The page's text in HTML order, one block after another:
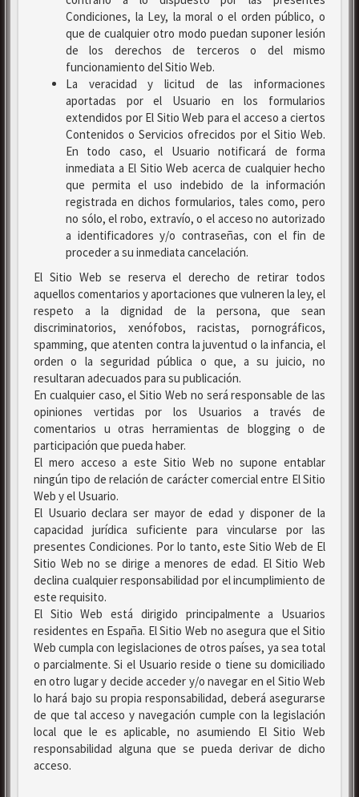
Condiciones, la Ley, la moral o el orden público, o
que de cualquier otro modo puedan suponer lesión
de los derechos de terceros o del mismo
funcionamiento del Sitio Web.
La veracidad y licitud de las informaciones
aportadas por el Usuario en los formularios
extendidos por El Sitio Web para el acceso a ciertos
Contenidos o Servicios ofrecidos por el Sitio Web.
En todo caso, el Usuario notificará de forma
inmediata a El Sitio Web acerca de cualquier hecho
que permita el uso indebido de la información
registrada en dichos formularios, tales como, pero
no sólo, el robo, extravío, o el acceso no autorizado
a identificadores y/o contraseñas, con el fin de
proceder a su inmediata cancelación.
El Sitio Web se reserva el derecho de retirar todos
aquellos comentarios y aportaciones que vulneren la ley, el
respeto a la dignidad de la persona, que sean
discriminatorios, xenófobos, racistas, pornográficos,
spamming, que atenten contra la juventud o la infancia, el
orden o la seguridad pública o que, a su juicio, no
resultaran adecuados para su publicación.
En cualquier caso, el Sitio Web no será responsable de las
opiniones vertidas por los Usuarios a través de
comentarios u otras herramientas de blogging o de
participación que pueda haber.
El mero acceso a este Sitio Web no supone entablar
ningún tipo de relación de carácter comercial entre El Sitio
Web y el Usuario.
El Usuario declara ser mayor de edad y disponer de la
capacidad jurídica suficiente para vincularse por las
presentes Condiciones. Por lo tanto, este Sitio Web de El
Sitio Web no se dirige a menores de edad. El Sitio Web
declina cualquier responsabilidad por el incumplimiento de
este requisito.
El Sitio Web está dirigido principalmente a Usuarios
residentes en España. El Sitio Web no asegura que el Sitio
Web cumpla con legislaciones de otros países, ya sea total
o parcialmente. Si el Usuario reside o tiene su domiciliado
en otro lugar y decide acceder y/o navegar en el Sitio Web
lo hará bajo su propia responsabilidad, deberá asegurarse
de que tal acceso y navegación cumple con la legislación
local que le es aplicable, no asumiendo El Sitio Web
responsabilidad alguna que se pueda derivar de dicho
acceso.